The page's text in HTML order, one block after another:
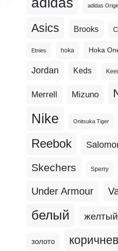
adidas
Asics Brooks
Etnies hoka Hoka
Jordan Keds
Merrell Mizuno
Nike Onitsuka Tiger
Reebok
Skechers Sperry
Under Armour
белый желтый
золото